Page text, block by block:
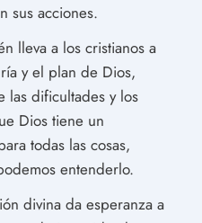
sus acciones.
lleva a los cristianos a
y el plan de Dios,
las dificultades y los
Dios tiene un
todas las cosas,
entenderlo.
divina da esperanza a